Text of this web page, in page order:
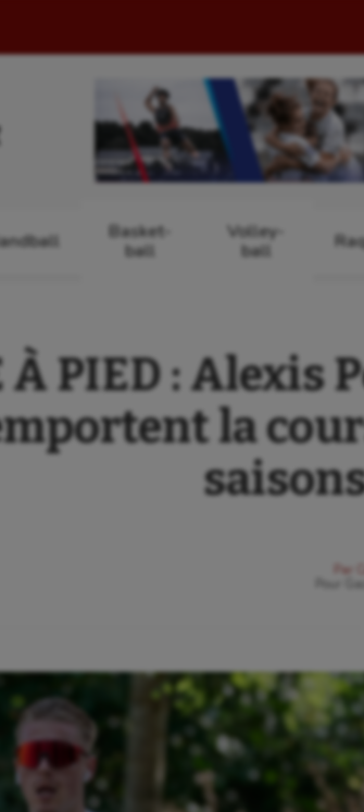
Basket-
ball
Volley-
ball
À PIED : Alexis
la
Par